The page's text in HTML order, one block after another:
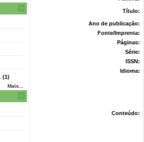
(1)
Mais...
Título:
Ano de publicação:
Fonte/Imprenta:
Páginas:
Série:
ISSN:
Idioma:
Conteúdo: